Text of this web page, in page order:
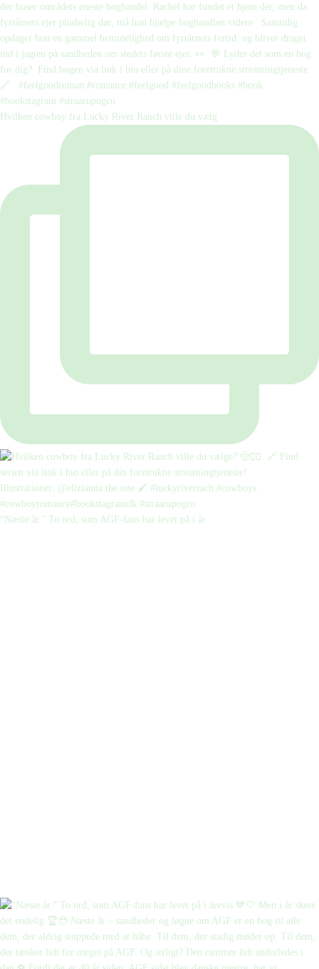
Hvilken cowboy fra Lucky River Ranch ville du vælg
“Næste år.” To ord, som AGF-fans har levet på i år